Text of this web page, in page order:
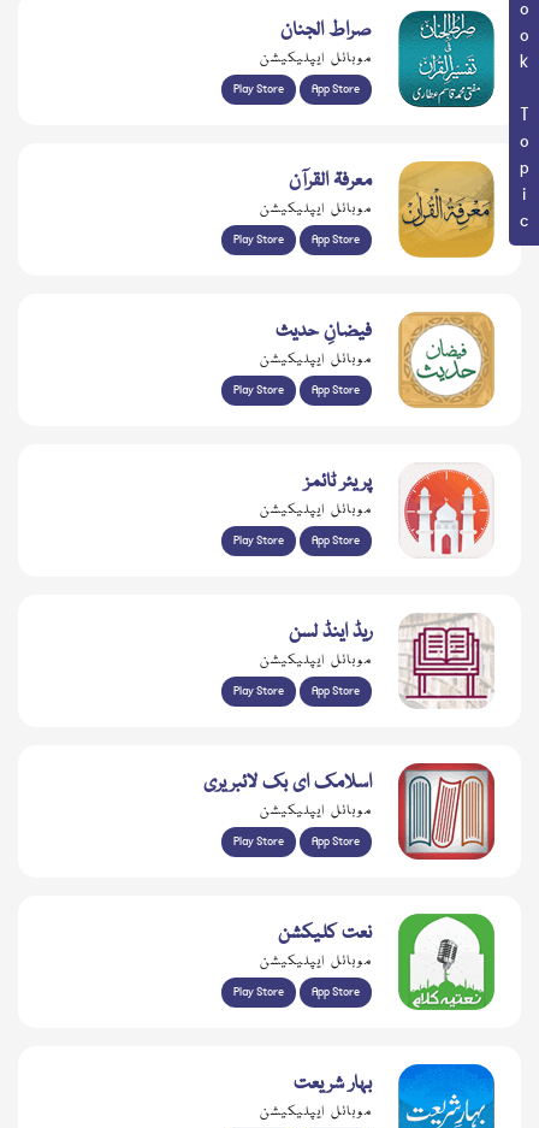
Book Topic صراط الجنان
موبائل ایپلیکیشن
Play Store App Store
معرفۃ القرآن
موبائل ایپلیکیشن
Play Store App Store
فیضانِ حدیث
موبائل ایپلیکیشن
Play Store App Store
پریئر ٹائمز
موبائل ایپلیکیشن
Play Store App Store
ریڈ اینڈ لسن
موبائل ایپلیکیشن
Play Store App Store
اسلامک ای بک لائبریری
موبائل ایپلیکیشن
Play Store App Store
نعت کلیکشن
موبائل ایپلیکیشن
Play Store App Store
بہار شریعت
موبائل ایپلیکیشن